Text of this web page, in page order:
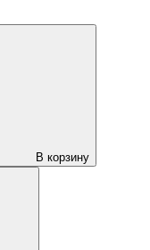
В корзину